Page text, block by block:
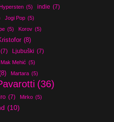
Hypersten (5) indie (7)
Jogi Pop (5)
(5) Korov (5)
(8)
(7) Ljubuški (7)
Mak Mehić (5)
Martara (5)
(36)
(7) Mirko (5)
(10)